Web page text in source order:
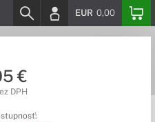
EUR 0,00
€
DPH